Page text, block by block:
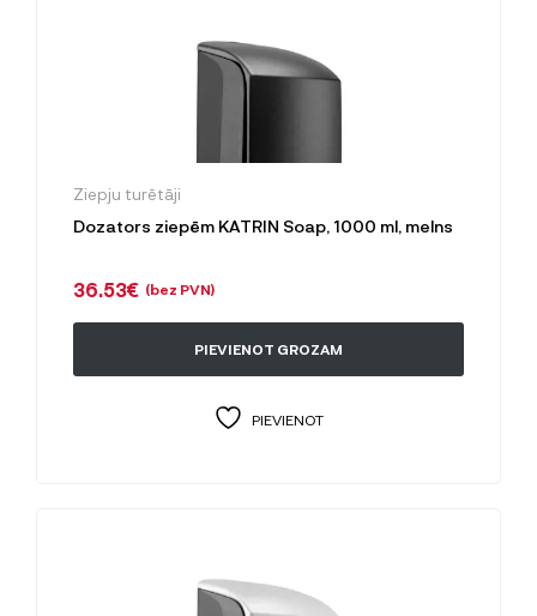
Ziepju turētāji
Dozators ziepēm KATRIN Soap, 1000 ml, melns
36.53€ (bez PVN)
PIEVIENOT GROZAM
PIEVIENOT